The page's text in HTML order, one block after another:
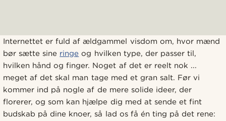
Internettet er fuld af ældgammel visdom om, hvor mænd
bør sætte sine ringe og hvilken type, der passer til,
hvilken hånd og finger. Noget af det er reelt nok ...
meget af det skal man tage med et gran salt. Før vi
kommer ind på nogle af de mere solide ideer, der
florerer, og som kan hjælpe dig med at sende et fint
budskab på dine knoer, så lad os få én ting på det rene: